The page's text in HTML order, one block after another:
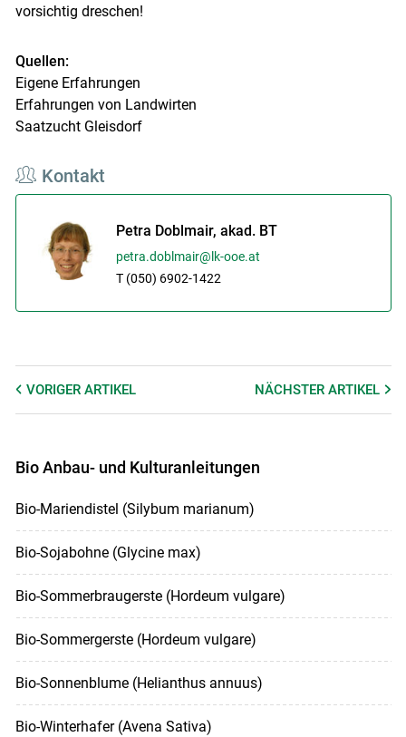
vorsichtig dreschen!
Quellen:
Eigene Erfahrungen
Erfahrungen von Landwirten
Saatzucht Gleisdorf
Kontakt
Petra Doblmair, akad. BT
petra.doblmair@lk-ooe.at
T (050) 6902-1422
VORIGER ARTIKEL NÄCHSTERARTIKEL
Bio Anbau- und Kulturanleitungen
Bio-Mariendistel (Silybum marianum)
Bio-Sojabohne (Glycine max)
Bio-Sommerbraugerste (Hordeum vulgare)
Bio-Sommergerste (Hordeum vulgare)
Bio-Sonnenblume (Helianthus annuus)
Bio-Winterhafer (Avena Sativa)